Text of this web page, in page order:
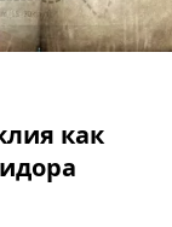
как